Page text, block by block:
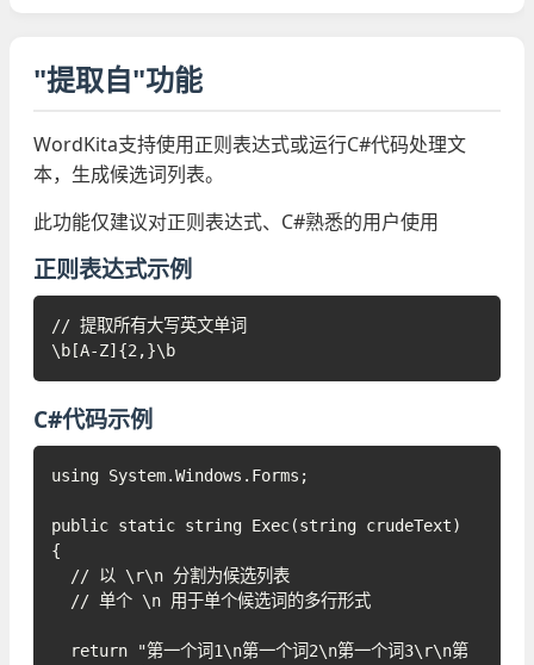
"提取自"功能
WordKita支持使用正则表达式或运行C#代码处理文
本，生成候选词列表。
此功能仅建议对正则表达式、C#熟悉的用户使用
正则表达式示例
// 提取所有大写英文单词
\b[A-Z]{2,}\b
C#代码示例
using System.Windows.Forms;
public static string Exec(string crudeText)
{
// 以 \r\n 分割为候选列表
// 单个 \n 用于单个候选词的多行形式
return "第一个词1\n第一个词2\n第一个词3\r\n第